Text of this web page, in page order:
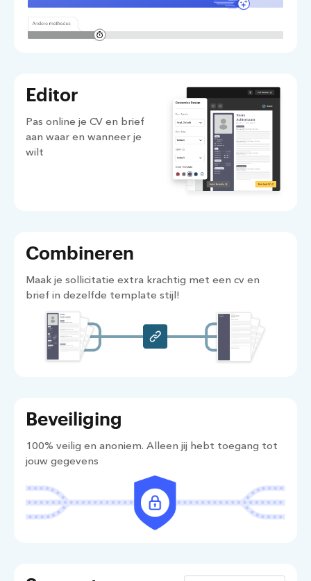
Editor
Pas online je CV en brief
aan waar en wanneer je
wilt
Combineren
Maak je sollicitatie extra krachtig met een cv en
brief in dezelfde template stijl!
Beveiliging
100% veilig en anoniem. Alleen jij hebt toegang tot
jouw gegevens